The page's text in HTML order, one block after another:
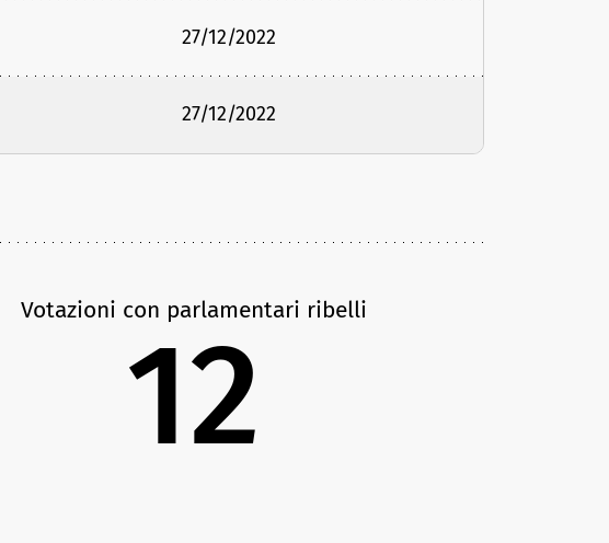
27/12/2022
27/12/2022
Votazioni con parlamentari ribelli
12